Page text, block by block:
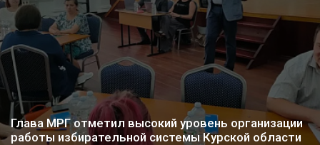
Глава МРГ отметил высокий уровень организации
работы избирательной системы Курской области